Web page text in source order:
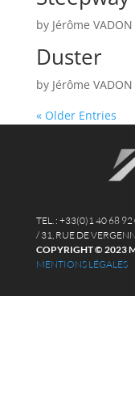
by Jérôme VADON
Duster
by Jérôme VADON
« Older Entries
TEL. : +33(0)1 40 68
/ 31, RUE DE
COPYRIGHT © 2023
MENTIONS LÉGALES